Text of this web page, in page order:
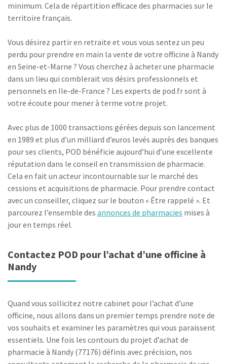
minimum. Cela de répartition efficace des pharmacies sur le
territoire français.
Vous désirez partir en retraite et vous vous sentez un peu
perdu pour prendre en main la vente de votre officine à Nandy
en Seine-et-Marne ? Vous cherchez à acheter une pharmacie
dans un lieu qui comblerait vos désirs professionnels et
personnels en Ile-de-France ? Les experts de pod.fr sont à
votre écoute pour mener à terme votre projet.
Avec plus de 1000 transactions gérées depuis son lancement
en 1989 et plus d’un milliard d’euros levés auprès des banques
pour ses clients, POD bénéficie aujourd’hui d’une excellente
réputation dans le conseil en transmission de pharmacie.
Cela en fait un acteur incontournable sur le marché des
cessions et acquisitions de pharmacie. Pour prendre contact
avec un conseiller, cliquez sur le bouton « Être rappelé ». Et
parcourez l’ensemble des annonces de pharmacies mises à
jour en temps réel.
Contactez POD pour l’achat d’une officine à
Nandy
Quand vous sollicitez notre cabinet pour l’achat d’une
officine, nous allons dans un premier temps prendre note de
vos souhaits et examiner les paramètres qui vous paraissent
essentiels. Une fois les contours du projet d’achat de
pharmacie à Nandy (77176) définis avec précision, nos